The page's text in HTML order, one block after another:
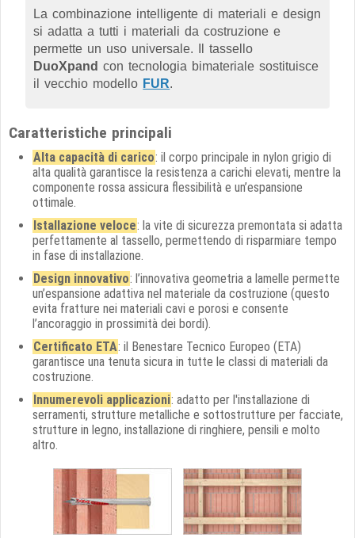
La combinazione intelligente di materiali e design
si adatta a tutti i materiali da costruzione e
permette un uso universale. Il tassello
DuoXpand con tecnologia bimateriale sostituisce
il vecchio modello FUR.
Caratteristiche principali
Alta capacità di carico: il corpo principale in nylon grigio di
alta qualità garantisce la resistenza a carichi elevati, mentre la
componente rossa assicura flessibilità e un’espansione
ottimale.
Istallazione veloce: la vite di sicurezza premontata si adatta
perfettamente al tassello, permettendo di risparmiare tempo
in fase di installazione.
Design innovativo: l’innovativa geometria a lamelle permette
un’espansione adattiva nel materiale da costruzione (questo
evita fratture nei materiali cavi e porosi e consente
l’ancoraggio in prossimità dei bordi).
Certificato ETA: il Benestare Tecnico Europeo (ETA)
garantisce una tenuta sicura in tutte le classi di materiali da
costruzione.
Innumerevoli applicazioni: adatto per l'installazione di
serramenti, strutture metalliche e sottostrutture per facciate,
strutture in legno, installazione di ringhiere, pensili e molto
altro.